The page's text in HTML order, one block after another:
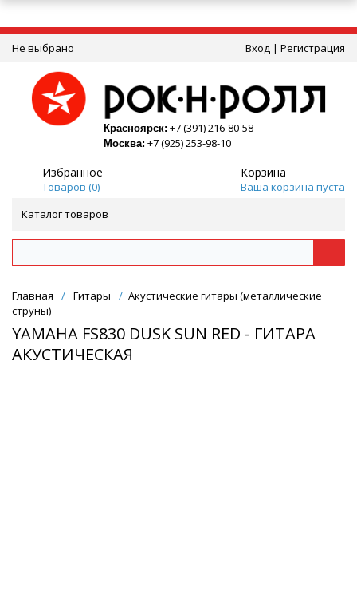
Не выбрано Вход | Регистрация
Красноярск: +7 (391) 216-80-58
Москва: +7 (925) 253-98-10
Избранное
Товаров (0)
Корзина
Ваша корзина пуста
Каталог товаров
Главная / Гитары / Акустические гитары (металлические
струны)
YAMAHA FS830 DUSK SUN RED - ГИТАРА
АКУСТИЧЕСКАЯ